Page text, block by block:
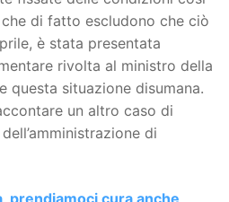
di fatto escludono che ciò
è stata presentata
rivolta al ministro della
questa situazione disumana.
un altro caso di
di
prendiamoci cura anche